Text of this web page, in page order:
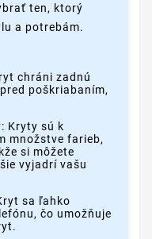
ten, ktorý
a potrebám.
chráni zadnú
poškriabaním,
Kryty sú k
množstve farieb,
si môžete
vyjadrí vašu
sa ľahko
čo umožňuje